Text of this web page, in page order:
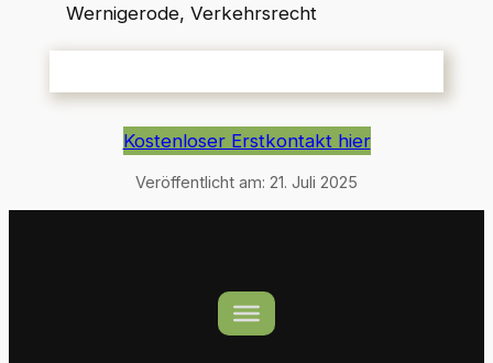
Wernigerode, Verkehrsrecht
Kostenloser Erstkontakt hier
Veröffentlicht am: 21. Juli 2025